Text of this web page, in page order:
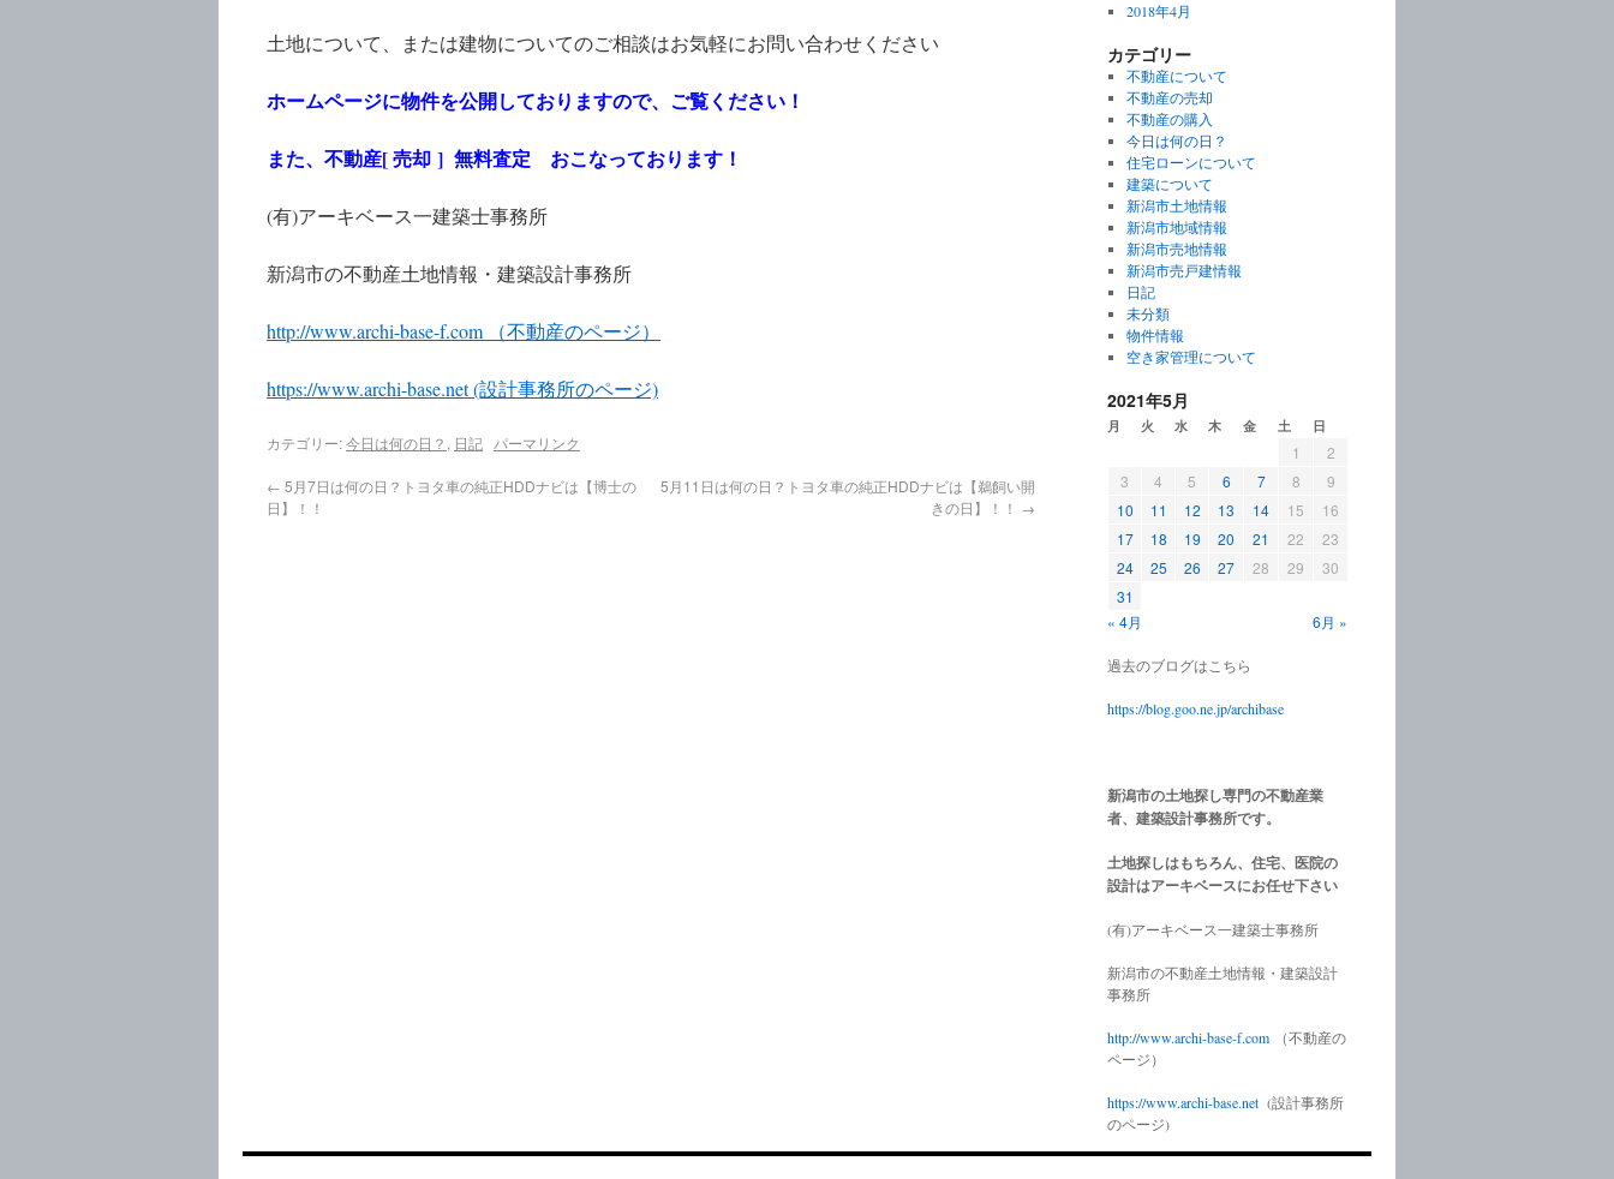
土地について、または建物についてのご相談はお気軽にお問い合わせください
ホームページに物件を公開しておりますので、ご覧ください！
また、不動産[ 売却 ] 無料査定 おこなっております！
(有)アーキベース一建築士事務所
新潟市の不動産土地情報・建築設計事務所
http://www.archi-base-f.com （不動産のページ）
https://www.archi-base.net (設計事務所のページ)
カテゴリー:今日は何の日？ , 日記 パーマリンク
← 5月7日は何の日？トヨタ車の純正HDDナビは【博士の
日】！！
5月11日は何の日？トヨタ車の純正HDDナビは【鵜飼い開
きの日】！！ →
2018年4月
カテゴリー
不動産について
不動産の売却
不動産の購入
今日は何の日？
住宅ローンについて
建築について
新潟市土地情報
新潟市地域情報
新潟市売地情報
新潟市売戸建情報
日記
未分類
物件情報
空き家管理について
2021年5月
月 火 水 木 金 土 日
« 4月 6月 »
1
2
3
4 5 6 7 8
9
10
11 12 13 14 15
16
17
18 19 20 21 22
23
24
25 26 27 28 29
30
31
過去のブログはこちら
https://blog.goo.ne.jp/archibase
新潟市の土地探し専門の不動産業
者、建築設計事務所です。
土地探しはもちろん、住宅、医院の
設計はアーキベースにお任せ下さい
(有)アーキベース一建築士事務所
新潟市の不動産土地情報・建築設計
事務所
http://www.archi-base-f.com
（不動産の
ページ）
https://www.archi-base.net (設計事務所
のページ)